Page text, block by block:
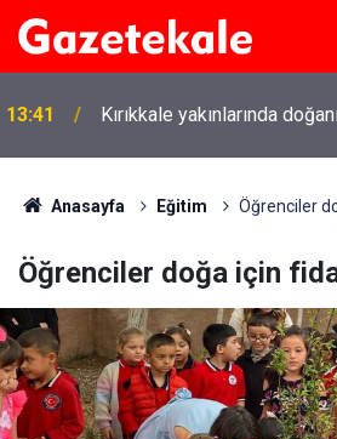
13:41 Kırıkkale yakınlarında
12:26
Anasayfa Eğitim Öğrenciler
Öğrenciler doğa için